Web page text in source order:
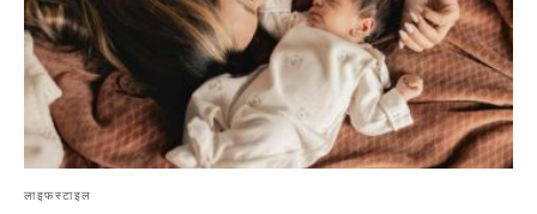
लाइफस्टाइल